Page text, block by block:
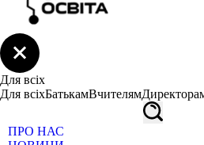
Для всіх
Для всіхБатькамВчителям
ПРО НАС